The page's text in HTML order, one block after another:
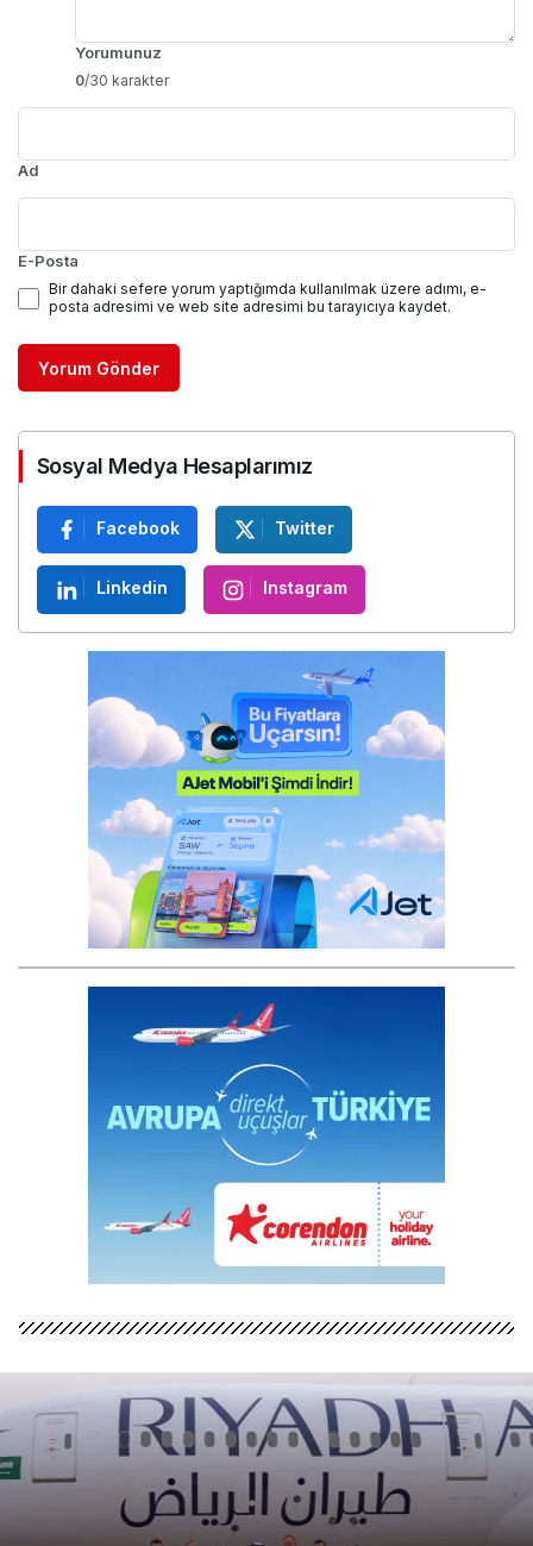
Yorumunuz
0/30 karakter
Ad
E-Posta
Bir dahaki sefere yorum yaptığımda kullanılmak üzere adımı, e-
posta adresimi ve web site adresimi bu tarayıcıya kaydet.
Yorum Gönder
Sosyal Medya Hesaplarımız
Facebook Twitter
Linkedin Instagram